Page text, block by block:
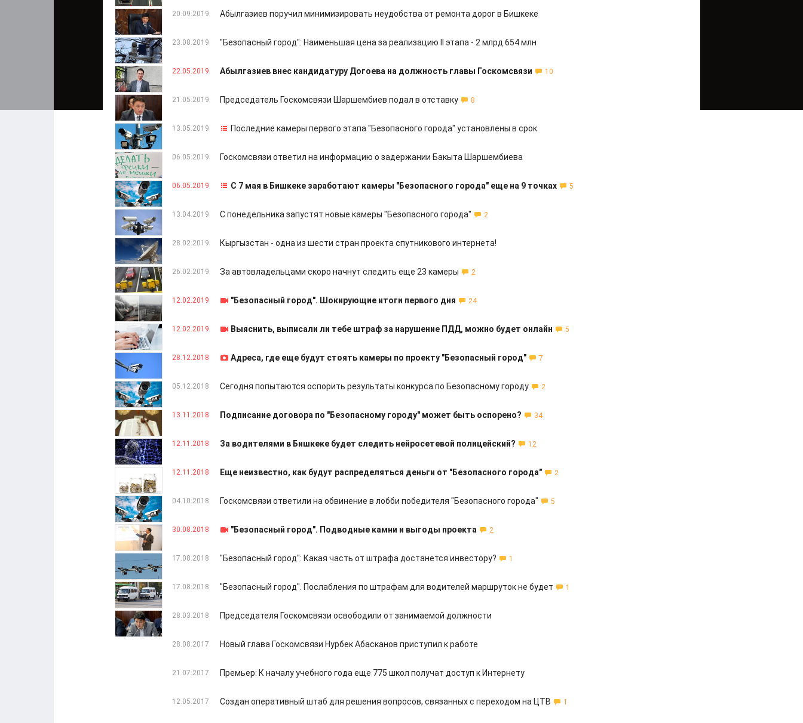
20.09.2019 Абылгазиев поручил минимизировать неудобства от ремонта дорог в Бишкеке
23.08.2019 "Безопасный город": Наименьшая цена за реализацию II этапа - 2 млрд 654 млн
22.05.2019 Абылгазиев внес кандидатуру Догоева на должность главы Госкомсвязи 10
21.05.2019 Председатель Госкомсвязи Шаршембиев подал в отставку 8
13.05.2019 Последние камеры первого этапа "Безопасного города" установлены в срок
06.05.2019 Госкомсвязи ответил на информацию о задержании Бакыта Шаршембиева
06.05.2019 С 7 мая в Бишкеке заработают камеры "Безопасного города" еще на 9 точках 5
13.04.2019 С понедельника запустят новые камеры "Безопасного города" 2
28.02.2019 Кыргызстан - одна из шести стран проекта спутникового интернета!
26.02.2019 За автовладельцами скоро начнут следить еще 23 камеры 2
12.02.2019 "Безопасный город". Шокирующие итоги первого дня 24
12.02.2019 Выяснить, выписали ли тебе штраф за нарушение ПДД, можно будет онлайн 5
28.12.2018 Адреса, где еще будут стоять камеры по проекту "Безопасный город" 7
05.12.2018 Сегодня попытаются оспорить результаты конкурса по Безопасному городу 2
13.11.2018 Подписание договора по "Безопасному городу" может быть оспорено? 34
12.11.2018 За водителями в Бишкеке будет следить нейросетевой полицейский? 12
12.11.2018 Еще неизвестно, как будут распределяться деньги от "Безопасного города" 2
04.10.2018 Госкомсвязи ответили на обвинение в лобби победителя "Безопасного города" 5
30.08.2018 "Безопасный город". Подводные камни и выгоды проекта 2
17.08.2018 "Безопасный город": Какая часть от штрафа достанется инвестору? 1
17.08.2018 "Безопасный город". Послабления по штрафам для водителей маршруток не будет 1
28.03.2018 Председателя Госкомсвязи освободили от занимаемой должности
28.08.2017 Новый глава Госкомсвязи Нурбек Абасканов приступил к работе
21.07.2017 Премьер: К началу учебного года еще 775 школ получат доступ к Интернету
12.05.2017 Cоздан оперативный штаб для решения вопросов, связанных с переходом на ЦТВ 1